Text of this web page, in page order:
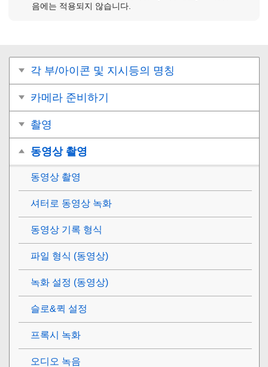
음에는 적용되지 않습니다.
각 부/아이콘 및 지시등의 명칭
카메라 준비하기
촬영
동영상 촬영
동영상 촬영
셔터로 동영상 녹화
동영상 기록 형식
파일 형식 (동영상)
녹화 설정 (동영상)
슬로&퀵 설정
프록시 녹화
오디오 녹음